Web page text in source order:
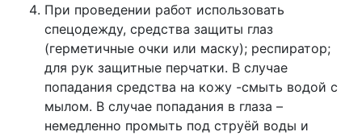
При проведении работ использовать
спецодежду, средства защиты глаз
(герметичные очки или маску); респиратор;
для рук защитные перчатки. В случае
попадания средства на кожу -смыть водой с
мылом. В случае попадания в глаза –
немедленно промыть под струёй воды и